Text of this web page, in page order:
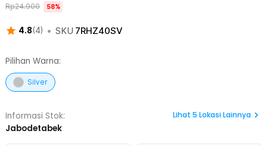
4.8(4) • SKU 7RHZ40SV
Rp24.900 58%
Pilihan Warna:
Silver
Informasi Stok:
Jabodetabek
Lihat 5 Lokasi Lainnya